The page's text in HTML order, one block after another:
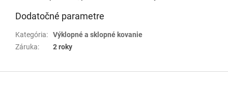
Dodatočné parametre
Kategória:
Výklopné a sklopné kovanie
Záruka: 2 roky